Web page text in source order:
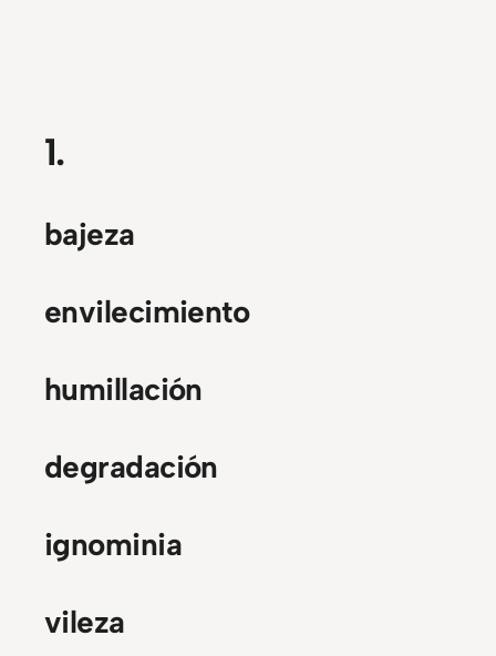
1.
bajeza
envilecimiento
humillación
degradación
ignominia
vileza